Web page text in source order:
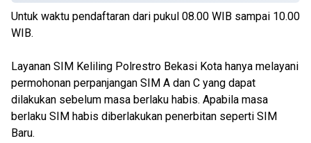
Untuk waktu pendaftaran dari pukul 08.00 WIB sampai 10.00
WIB.
Layanan SIM Keliling Polrestro Bekasi Kota hanya melayani
permohonan perpanjangan SIM A dan C yang dapat
dilakukan sebelum masa berlaku habis. Apabila masa
berlaku SIM habis diberlakukan penerbitan seperti SIM
Baru.